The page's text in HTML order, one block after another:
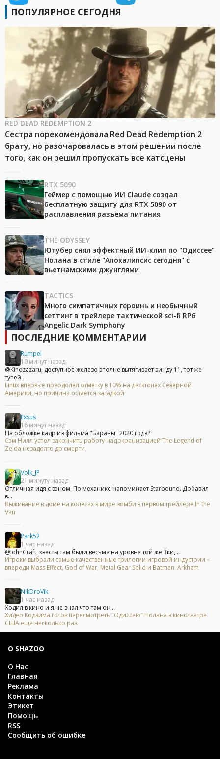
ПОПУЛЯРНОЕ СЕГОДНЯ
RED DEAD REDEMPTION 2
Сестра порекомендовала Red Dead Redemption 2
брату, но разочаровалась в этом решении после
того, как он решил пропускать все катсцены
RTX 5090
Геймер с помощью ИИ Claude создал
бесплатную защиту для RTX 5090 от
расплавления разъёма питания
THE ODYSSEY
Ютубер снял эффектный ИИ-клип по "Одиссее"
Нолана в стиле "Апокалипсис сегодня" с
вьетнамскими джунглями
TACTICS
Много симпатичных героинь и необычный
сеттинг в трейлере тактической sci-fi RPG
Angelic Dark Symphony
ПОСЛЕДНИЕ КОММЕНТАРИИ
Rumpel
10 минут назад
@Kindzazaru, доступное железо вполне вытягивает винду 11, тот же
тупей...
Linux впервые преодолел отметку в 10% на десктопах Северной
Америки, но причина остаётся загадкой
Exsus
16 минут назад
На обложке кадр из фильма "Бараны" 2020 года?
Сэм Нилл успел закончить работу над экранизацией The Legend of
Zelda незадолго до смерти
Volk_JP
21 минуту назад
Отличная идя с вэном. По механике напоминает Starbound. Добавил
в...
Выживание в доме на колесах в мире зомби в первом трейлере In the
Van
Park52
1 час назад
@JohnCraft, квесты там были весьма на уровне той же 3ки,...
Игроки выбрали самые качественные трилогии игровой индустрии –
впереди Mass Effect, God of War, Metal Gear Solid и Batman: Arkham
NikDroVik
1 час назад
Ходил в кино и я не знал что там он...
Хидео Кодзима готов пересмотреть "Одиссею" Нолана в кинотеатре
США еще несколько раз
О SHAZOO
О Нас
Главная
Реклама
Контакты
Этикет
Помощь
RSS
Сообщить об ошибке